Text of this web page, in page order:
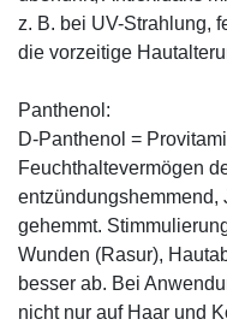
z. B. bei UV-Strahlung,
die vorzeitige
Panthenol:
D-Panthenol =
Feuchthaltevermögen
entzündungshemmend,
gehemmt.
Wunden (Rasur),
besser ab. Bei
nicht nur auf Haar und